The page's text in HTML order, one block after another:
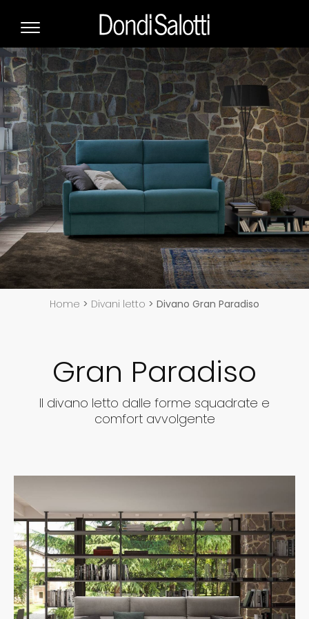
Home > Divani letto > Divano Gran Paradiso
Gran Paradiso
Il divano letto dalle forme squadrate e
comfort avvolgente